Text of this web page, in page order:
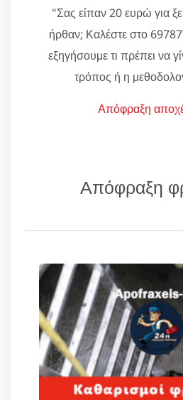
"Σας είπαν 20 ευρώ για
ήρθαν; Καλέστε στο
εξηγήσουμε τι πρέπει να
τρόπος ή η
Απόφραξη
Απόφραξη